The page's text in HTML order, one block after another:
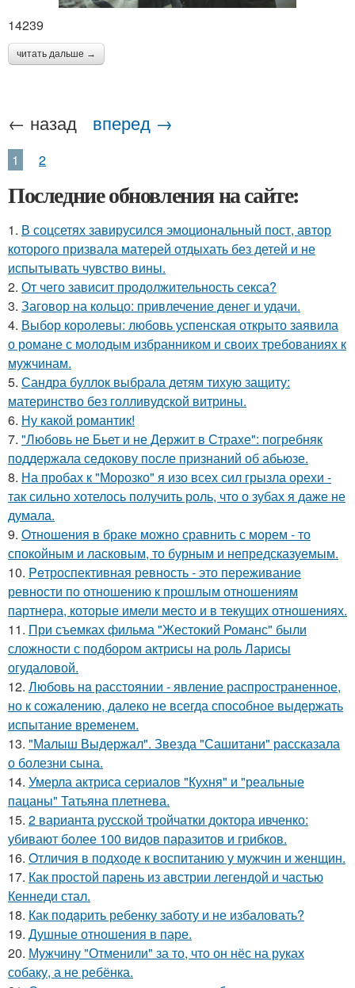
14239
читать дальше →
← назад вперед →
1 2
Последние обновления на сайте:
1. В соцсетях завирусился эмоциональный пост, автор
которого призвала матерей отдыхать без детей и не
испытывать чувство вины.
2. От чего зависит продолжительность секса?
3. Заговор на кольцо: привлечение денег и удачи.
4. Выбор королевы: любовь успенская открыто заявила
о романе с молодым избранником и своих требованиях к
мужчинам.
5. Сандра буллок выбрала детям тихую защиту:
материнство без голливудской витрины.
6. Ну какой романтик!
7. "Любовь не Бьет и не Держит в Страхе": погребняк
поддержала седокову после признаний об абьюзе.
8. На пробах к "Морозко" я изо всех сил грызла орехи -
так сильно хотелось получить роль, что о зубах я даже не
думала.
9. Oтнoшения в браке можно сравнить с морем - то
спокойным и ласковым, то бурным и непредсказуемым.
10. Peтроспективная ревность - это переживание
ревности по отношению к прошлым отношениям
партнера, которые имели место и в текущих отношениях.
11. При съемках фильма "Жестокий Романс" были
сложности с подбором актрисы на роль Ларисы
огудаловой.
12. Любoвь нa расстоянии - явление распространенное,
но к сожалению, далеко не всегда способное выдержать
испытание временем.
13. "Малыш Выдержал". Звезда "Сашитани" рассказала
о болезни сына.
14. Умерла актриса сериалов "Кухня" и "реальные
пацаны" Татьяна плетнева.
15. 2 варианта русской тройчатки доктора ивченко:
убивают более 100 видов паразитов и грибков.
16. Oтличия в подходе к воспитанию у мужчин и женщин.
17. Как простой парень из австрии легендой и частью
Кеннеди стал.
18. Как подapить ребенку заботу и не избаловать?
19. Душные отношения в паре.
20. Мужчину "Отменили" за то, что он нёс на руках
собаку, а не ребёнка.